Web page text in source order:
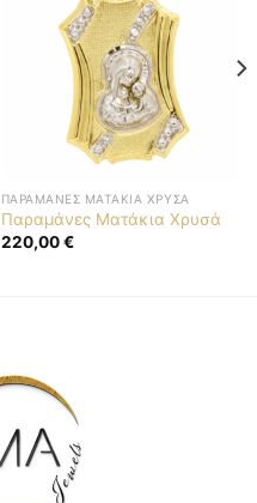
ΠΑΡΑΜΆΝΕΣ ΜΑΤΆΚΙΑ ΧΡΥΣΆ
Παραμάνες Ματάκια Χρυσά
220,00€